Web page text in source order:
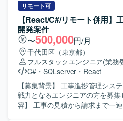
す。
識しながら設計からテストまで
を求めております。 【ポジションの魅力】 医療系システム
の開発保守に携わることで、専
知見を深めていただけます。 【開発環境】 C#およびC++を
用いた開発環境となります。
リモート可
【React/C#/リモート併用】
開発案件
〜500,000円/月
千代田区（東京都）
フルスタックエンジニア(業務
C# ・ SQLserver ・ React
【募集背景】 工事進捗管理シス
戦力となるエンジニアの方を募集してお
容】 工事の見積から請求まで一